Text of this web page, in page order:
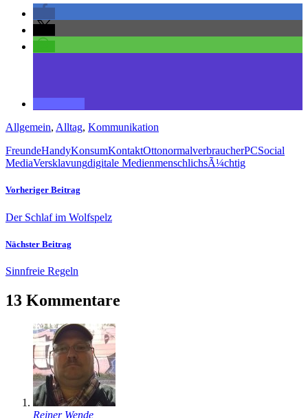
Allgemein, Alltag, Kommunikation
FreundeHandyKonsumKontaktOttonormalverbraucherPCSocial
MediaVersklavungdigitale MedienmenschlichsÃ¼chtig
Vorheriger Beitrag
Der Schlaf im Wolfspelz
Nächster Beitrag
Sinnfreie Regeln
13 Kommentare
Reiner Wende